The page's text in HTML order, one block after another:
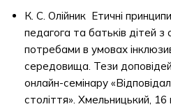
К. С. Олійник Етичні
педагога та батьків дітей з
потребами в умовах
середовища. Тези
онлайн-семінару
століття». Хмельницький,